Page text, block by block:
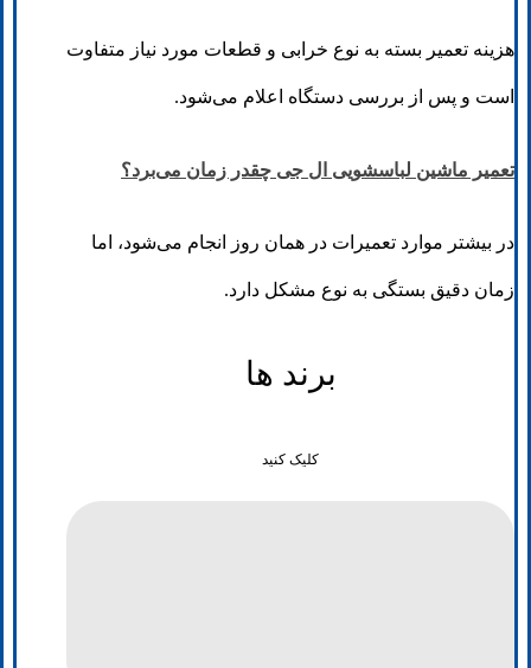
هزینه تعمیر بسته به نوع خرابی و قطعات مورد نیاز متفاوت
است و پس از بررسی دستگاه اعلام می‌شود.
تعمیر ماشین لباسشویی ال جی چقدر زمان می‌برد؟
در بیشتر موارد تعمیرات در همان روز انجام می‌شود، اما
زمان دقیق بستگی به نوع مشکل دارد.
برند ها
کلیک کنید